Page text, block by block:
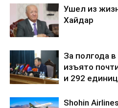
Ушел из
Хайдар
За полгода
изъято
и 292
Shohin